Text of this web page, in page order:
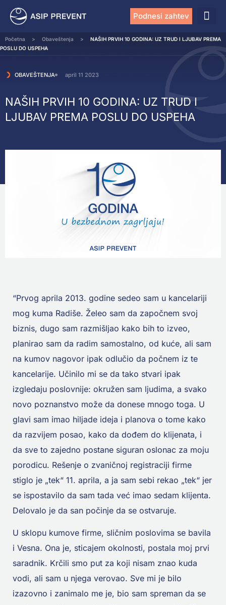
Podnesi zahtev
Početna > Obaveštenja >
NAŠIH PRVIH 10 GODINA: UZ TRUD I LJUBAV PREMA
POSLU DO USPEHA
OBAVEŠTENJA april 11 2023
NAŠIH PRVIH 10 GODINA: UZ TRUD I
LJUBAV PREMA POSLU DO USPEHA
“Prvog aprila 2013. godine sedeo sam u kancelariji
mog kuma Radiše. Želeo sam da započnem svoj
biznis, dugo sam razmišljao kako bih to izveo,
planirao sam da radim samostalno, od kuće, ali sam
na kumov nagovor ipak odlučio da počnem iz te
kancelarije. Učinilo mi se da tako stvari ipak
izgledaju poslovnije: okružen sam ljudima, a svako
novo poznanstvo može da donese mnogo toga. U
glavi sam imao hiljade ideja i planova o tome kako
da razvijem posao, kako da dođem do klijenata, i
da sve to zajedno postane siguran oslonac za moju
porodicu. Rešenje o zvaničnoj registraciji firme
stiglo je „tek“ 11. aprila, a ja sam sebi rekao „tek“ jer
se ispostavilo da sam tada već imao sedam klijenta.
Delovalo je da san počinje da se ostvaruje.
U sklopu kumove firme, sličnim poslovima se bavila
i Vesna. Ona je, sticajem okolnosti, postala moj prvi
saradnik. Krčili smo put za koji nisam znao kuda
vodi, ali sam u njega verovao. Sve mi je bilo
izazovno i zanimalo me je, bio sam spreman da se